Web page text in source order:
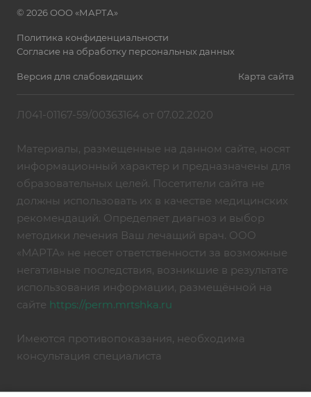
© 2026 ООО «МАРТА»
Политика конфиденциальности
Согласие на обработку персональных данных
Версия для слабовидящих Карта сайта
Л041-01167-59/00363164 от 07.02.2020
Материалы, размещенные на данном сайте, носят
информационный характер и предназначены для
образовательных целей. Посетители сайта не
должны использовать их в качестве медицинских
рекомендаций. Определяет диагноз и выбор
методики лечения Ваш лечащий врач. ООО
«МАРТА» не несет ответственности за возможные
негативные последствия, возникшие в результате
использования информации, размещённой на
сайте https://perm.mrtshka.ru
Имеются противопоказания, необходима
консультация специалиста